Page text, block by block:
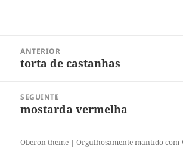
ANTERIOR
Post
torta de castanhas
SEGUINTE
Próximo
mostarda vermelha
Oberon theme |Orgulhosamente mantido com